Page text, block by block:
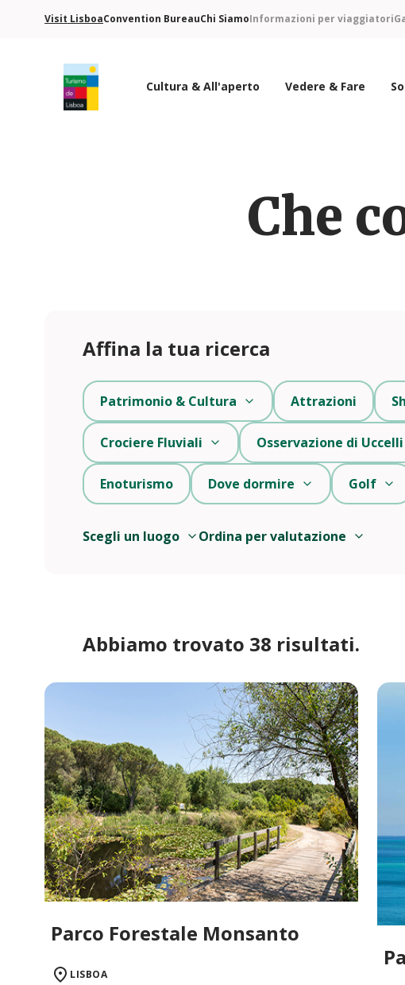
Visit LisboaConvention BureauChi SiamoInformazioni per viaggiatori
Cultura & All'aperto Vedere & Fare
Che
Affina la tua ricerca
Scegli un luogo Ordina per valutazione
Patrimonio & Cultura Attrazioni
Crociere Fluviali Osservazione di Uccelli
Enoturismo Dove dormire Golf
Abbiamo trovato 38 risultati.
Parco Forestale Monsanto
LISBOA